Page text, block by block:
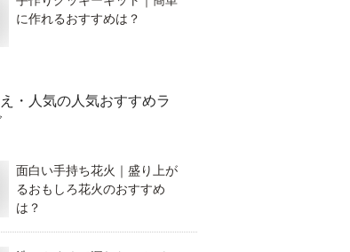
に作れるおすすめは？
・人気の人気おすすめラ
面白い手持ち花火｜盛り上が
るおもしろ花火のおすすめ
は？